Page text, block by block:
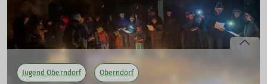
Jugend Oberndorf Oberndorf